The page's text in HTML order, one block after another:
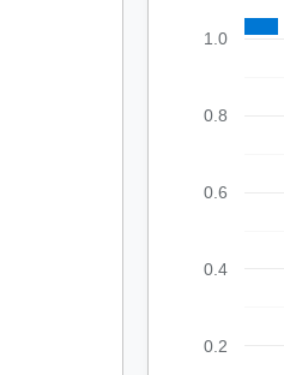
0.2
0.4
0.6
0.8
1.0